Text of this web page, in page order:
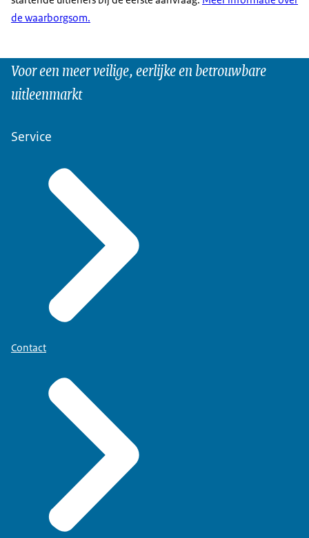
de waarborgsom.
Voor een meer veilige, eerlijke en betrouwbare
uitleenmarkt
Service
Contact